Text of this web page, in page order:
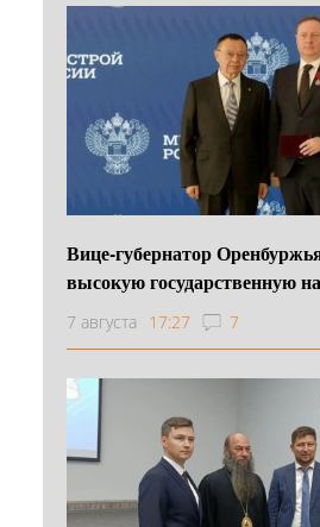
Вице-губернатор
высокую государственную
7 августа 17:27 7